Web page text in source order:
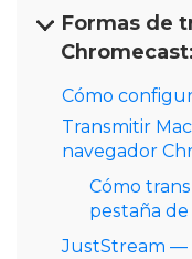
Formas de
Chromecast:
Cómo
Transmitir
navegador
Cómo
pestaña
JustStream —